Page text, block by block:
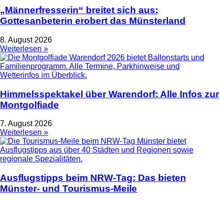
„Männerfresserin“ breitet sich aus:
Gottesanbeterin erobert das Münsterland
8. August 2026
Weiterlesen »
Himmelsspektakel über Warendorf: Alle Infos zur
Montgolfiade
7. August 2026
Weiterlesen »
Ausflugstipps beim NRW-Tag: Das bieten
Münster- und Tourismus-Meile